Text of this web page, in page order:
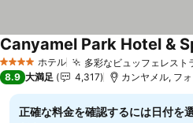
4 ホテルのランク
ホテル 多彩なビュッフェレスト
料金を表示
8.9 大満足 4,317 カンヤメル, フ
正確な料金を確認するには日付を